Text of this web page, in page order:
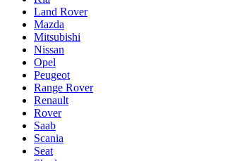
Land Rover
Mazda
Mitsubishi
Nissan
Opel
Peugeot
Range Rover
Renault
Rover
Saab
Scania
Seat